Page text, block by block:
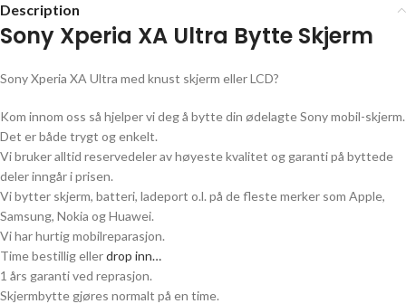
Description
Sony Xperia XA Ultra Bytte Skjerm
Sony Xperia XA Ultra med knust skjerm eller LCD?
Kom innom oss så hjelper vi deg å bytte din ødelagteSonymobil-skjerm.
Det er både trygt og enkelt.
Vi bruker alltid reservedeler av høyeste kvalitet og garanti på byttede
deler inngår i prisen.
Vi bytter skjerm, batteri, ladeport o.l. på de fleste merker som Apple,
Samsung, Nokia og Huawei.
Vi har hurtig mobilreparasjon.
Time bestillig ellerdrop inn…
1 års garanti ved reprasjon.
Skjermbytte gjøres normalt på en time.